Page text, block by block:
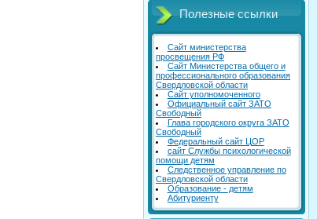
Полезные ссылки
Сайт министерства
просвещения РФ
Сайт Министерства общего и
профессионального образования
Свердловской области
Сайт уполномоченного
Официальный сайт ЗАТО
Свободный
Глава городского округа ЗАТО
Свободный
Федеральный сайт ЦОР
сайт Службы психологической
помощи детям
Следственное управление по
Свердловской области
Образование - детям
Абитуриенту